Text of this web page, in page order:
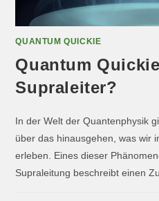
QUANTUM QUICKIE
Quantum
Supraleiter?
In der Welt der Quantenphysik
über das hinausgehen, was wir
erleben. Eines dieser
Supraleitung beschreibt einen